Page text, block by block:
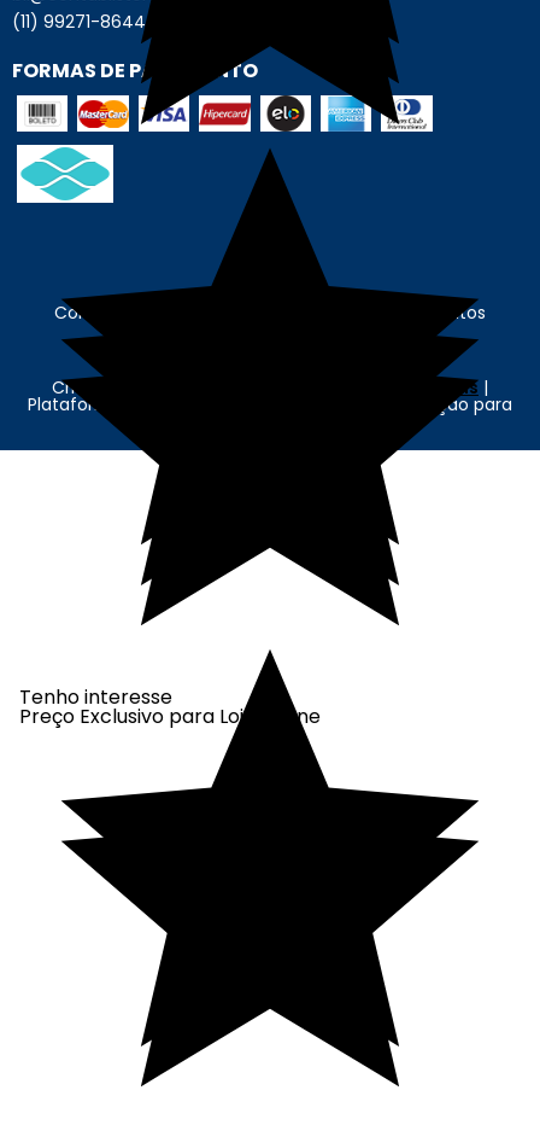
Tenho interesse
Preço Exclusivo para Loja Online
(11) 99271-8644
FORMAS DE PAGAMENTO
Contábil Store - © Contábil Store. Todos os Direitos
Criação e Desenvolvimento Agência New Humans |
Plataforma - Tecnologia e Comunicação para